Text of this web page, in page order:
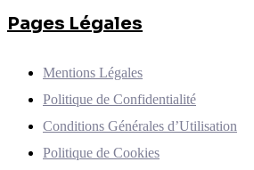
Pages Légales
Mentions Légales
Politique de Confidentialité
Conditions Générales d’Utilisation
Politique de Cookies